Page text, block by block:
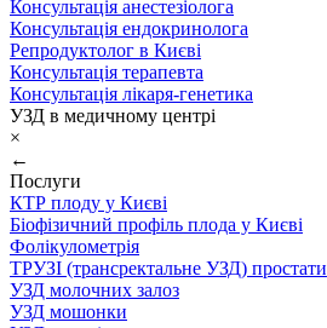
Консультація анестезіолога
Консультація ендокринолога
Репродуктолог в Києві
Консультація терапевта
Консультація лікаря-генетика
УЗД в медичному центрі
×
←
Послуги
КТР плоду у Києві
Біофізичний профіль плода у Києві
Фолікулометрія
ТРУЗІ (трансректальне УЗД) простати
УЗД молочних залоз
УЗД мошонки